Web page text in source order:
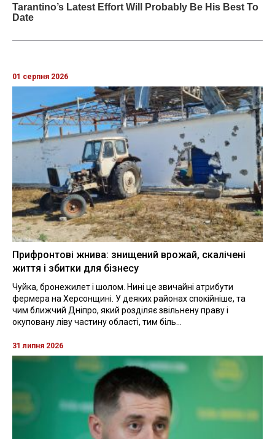
01 серпня 2026
Прифронтові жнива: знищений врожай, скалічені
життя і збитки для бізнесу
Чуйка, бронежилет і шолом. Нині це звичайні атрибути
фермера на Херсонщині. У деяких районах спокійніше, та
чим ближчий Дніпро, який розділяє звільнену праву і
окуповану ліву частину області, тим біль...
31 липня 2026